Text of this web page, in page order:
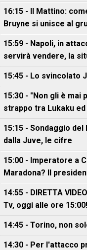
16:15 - Il Mattino:
Bruyne si unisce al
15:59 - Napoli, in
servirà vendere, la
15:45 - Lo svincolato
15:30 - "Non gli è mai
strappo tra Lukaku ed
15:15 - Sondaggio
dalla Juve, le cifre
15:00 - Imperatore a
Maradona? Il
14:55 - DIRETTA
Tv, oggi alle ore 15:00!
14:45 - Torino, non
14:30 - Per l'attacco